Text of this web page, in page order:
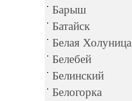
Барыш
Батайск
Белая Холуница
Белебей
Белинский
Белогорка